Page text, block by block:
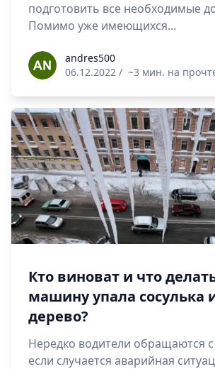
подготовить все необходимые
Помимо уже имеющихся...
andres500andres500
06.12.2022 / ~3 мин. на
Кто виноват и что
машину упала сосулька
дерево?
Нередко водители обращаются с
если случается аварийная